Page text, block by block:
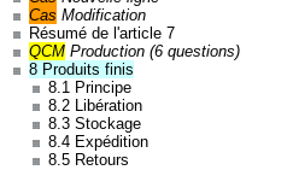
Cas Modification
Résumé de l'article 7
QCM Production (6 questions)
8 Produits finis
8.1 Principe
8.2 Libération
8.3 Stockage
8.4 Expédition
8.5 Retours